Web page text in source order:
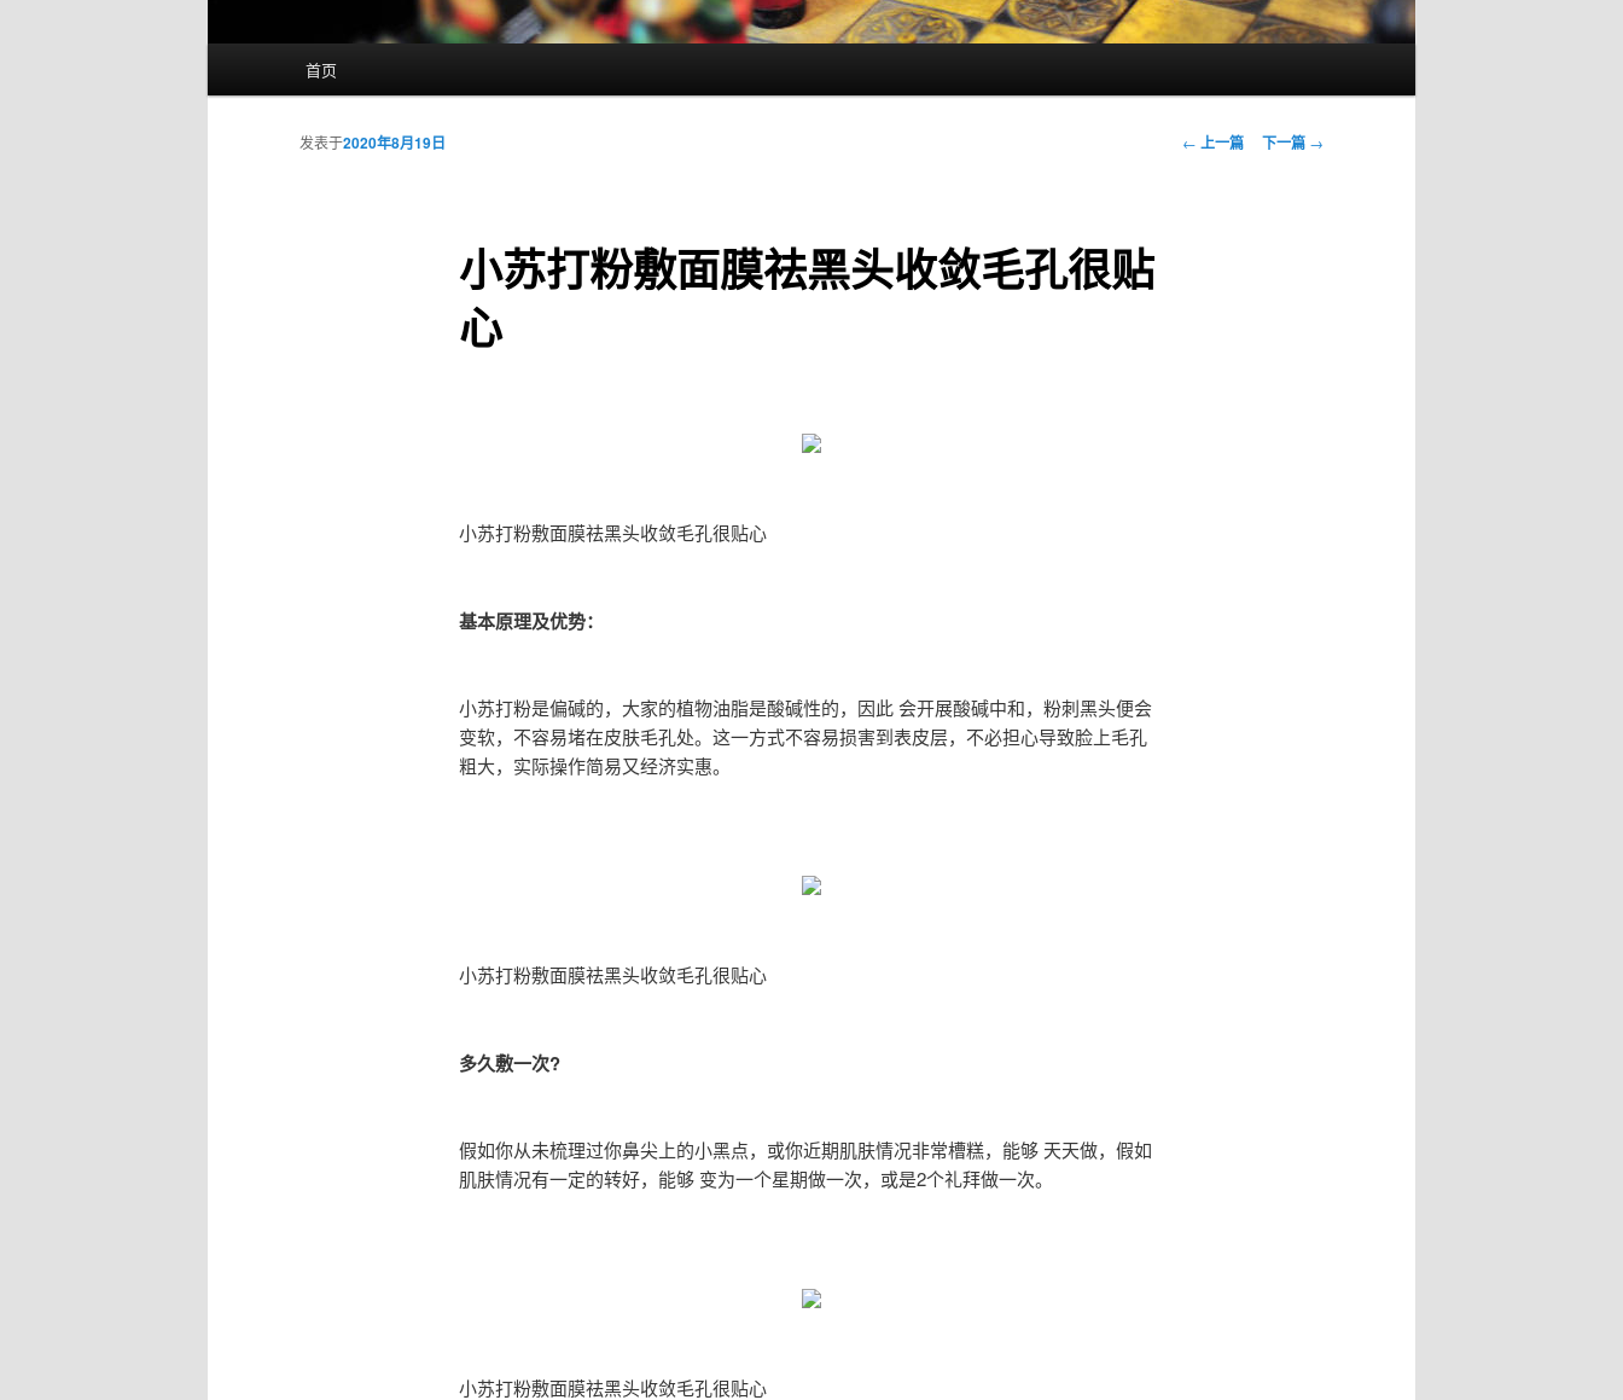
首页
文
← 上一篇 下一篇 →
小苏打粉敷面膜祛黑头收敛毛孔很贴
心
发表于2020年8月19日
小苏打粉敷面膜祛黑头收敛毛孔很贴心
基本原理及优势：
小苏打粉是偏碱的，大家的植物油脂是酸碱性的，因此 会开展酸碱中和，粉刺黑头便会
变软，不容易堵在皮肤毛孔处。这一方式不容易损害到表皮层，不必担心导致脸上毛孔
粗大，实际操作简易又经济实惠。
小苏打粉敷面膜祛黑头收敛毛孔很贴心
多久敷一次?
假如你从未梳理过你鼻尖上的小黑点，或你近期肌肤情况非常槽糕，能够 天天做，假如
肌肤情况有一定的转好，能够 变为一个星期做一次，或是2个礼拜做一次。
小苏打粉敷面膜祛黑头收敛毛孔很贴心